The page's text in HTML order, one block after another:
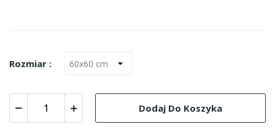
Rozmiar :
Dodaj Do Koszyka